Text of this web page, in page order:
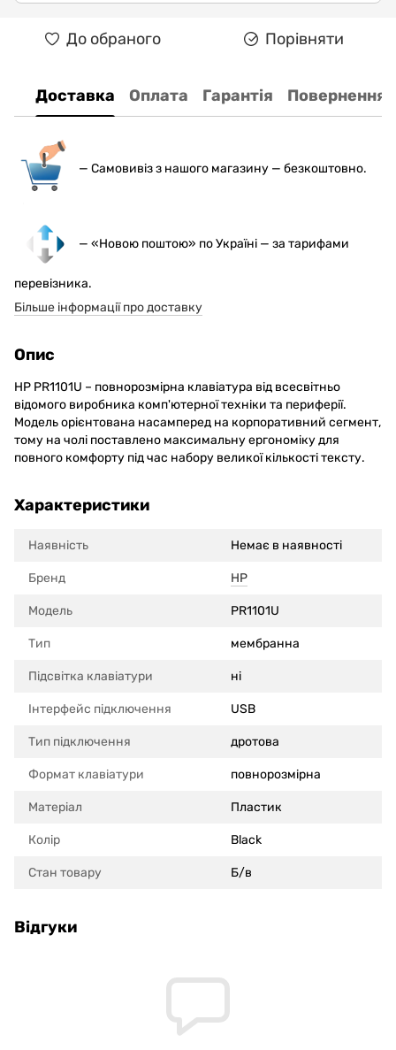
До обраного Порівняти
Доставка Оплата Гарантія Повернення
— Самовивіз з нашого магазину — безкоштовно.
— «Новою поштою» по Україні — за тарифами
перевізника.
Більше інформації про доставку
Опис
HP PR1101U – повнорозмірна клавіатура від всесвітньо
відомого виробника комп'ютерної техніки та периферії.
Модель орієнтована насамперед на корпоративний сегмент,
тому на чолі поставлено максимальну ергономіку для
повного комфорту під час набору великої кількості тексту.
Характеристики
Наявність Немає в наявності
Бренд HP
Модель PR1101U
Тип мембранна
Підсвітка клавіатури ні
Інтерфейс підключення USB
Тип підключення дротова
Формат клавіатури повнорозмірна
Матеріал Пластик
Колір Black
Стан товару Б/в
Відгуки